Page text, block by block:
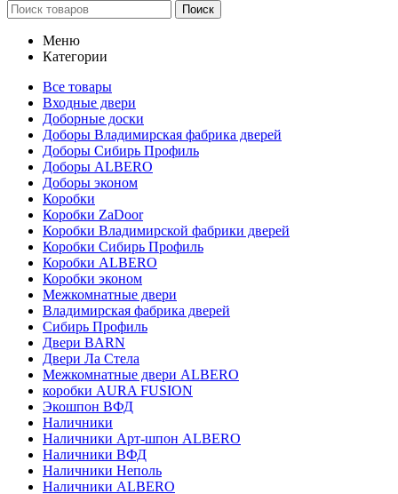
Поиск
Меню
Категории
Все товары
Входные двери
Доборные доски
Доборы Владимирская фабрика дверей
Доборы Сибирь Профиль
Доборы ALBERO
Доборы эконом
Коробки
Коробки ZaDoor
Коробки Владимирской фабрики дверей
Коробки Сибирь Профиль
Коробки ALBERO
Коробки эконом
Межкомнатные двери
Владимирская фабрика дверей
Сибирь Профиль
Двери BARN
Двери Ла Стела
Межкомнатные двери ALBERO
коробки AURA FUSION
Экошпон ВФД
Наличники
Наличники Арт-шпон ALBERO
Наличники ВФД
Наличники Неполь
Наличники ALBERO